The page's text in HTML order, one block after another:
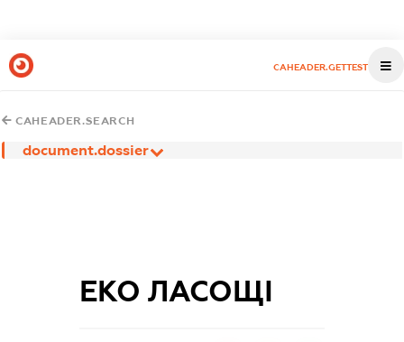
CAHEADER.GETTEST
CAHEADER.SEARCH
document.dossier
ЕКО ЛАСОЩІ